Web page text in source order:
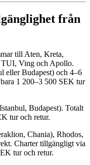
från
till Aten, Kreta,
TUI, Ving och Apollo.
eller Budapest) och 4–6
1 200–3 500 SEK tur
Budapest). Totalt
tur och retur.
Chania), Rhodos,
Charter tillgängligt via
tur och retur.